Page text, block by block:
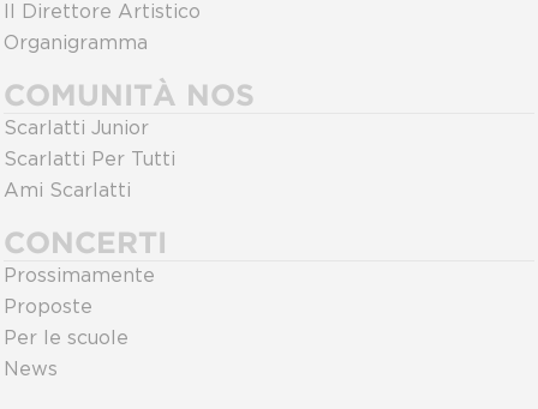
Il Direttore Artistico
Organigramma
COMUNITÀ NOS
Scarlatti Junior
Scarlatti Per Tutti
Ami Scarlatti
CONCERTI
Prossimamente
Proposte
Per le scuole
News